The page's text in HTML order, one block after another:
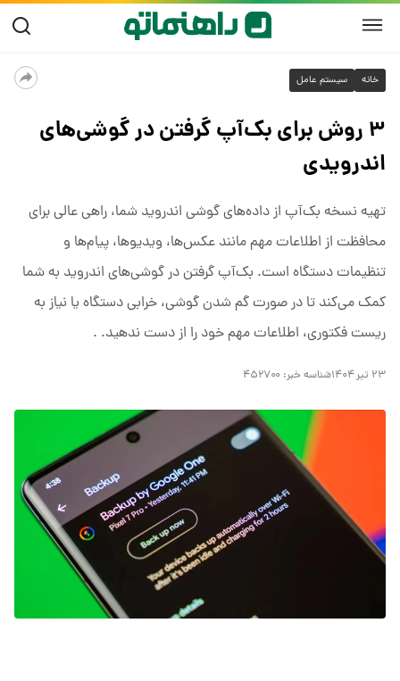
خانه سیستم عامل
۳ روش برای بک‌آپ گرفتن در گوشی‌های
اندرویدی
تهیه نسخه بک‌آپ از داده‌های گوشی اندروید شما، راهی عالی برای
محافظت از اطلاعات مهم مانند عکس‌ها، ویدیوها، پیام‌ها و
تنظیمات دستگاه است. بک‌آپ گرفتن در گوشی‌های اندروید به شما
کمک می‌کند تا در صورت گم شدن گوشی، خرابی دستگاه یا نیاز به
ریست فکتوری، اطلاعات مهم خود را از دست ندهید. .
۲۳ تیر ۱۴۰۴ شناسه خبر: ۴۵۲۷۰۰